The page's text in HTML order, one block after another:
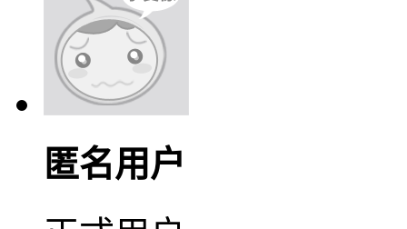
匿名用户